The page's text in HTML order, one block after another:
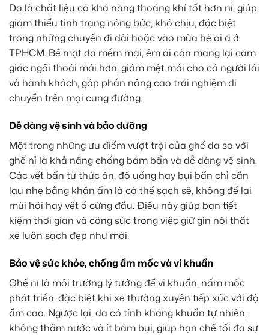
Da là chất liệu có khả năng thoáng khí tốt hơn nỉ, giúp
giảm thiểu tình trạng nóng bức, khó chịu, đặc biệt
trong những chuyến đi dài hoặc vào mùa hè oi ả ở
TPHCM. Bề mặt da mềm mại, êm ái còn mang lại cảm
giác ngồi thoải mái hơn, giảm mệt mỏi cho cả người lái
và hành khách, góp phần nâng cao trải nghiệm di
chuyển trên mọi cung đường.
Dễ dàng vệ sinh và bảo dưỡng
Một trong những ưu điểm vượt trội của ghế da so với
ghế nỉ là khả năng chống bám bẩn và dễ dàng vệ sinh.
Các vết bẩn từ thức ăn, đồ uống hay bụi bẩn chỉ cần
lau nhẹ bằng khăn ẩm là có thể sạch sẽ, không để lại
mùi hôi hay vết ố cứng đầu. Điều này giúp bạn tiết
kiệm thời gian và công sức trong việc giữ gìn nội thất
xe luôn sạch đẹp như mới.
Bảo vệ sức khỏe, chống ẩm mốc và vi khuẩn
Ghế nỉ là môi trường lý tưởng để vi khuẩn, nấm mốc
phát triển, đặc biệt khi xe thường xuyên tiếp xúc với độ
ẩm cao. Ngược lại, da có tính kháng khuẩn tự nhiên,
không thấm nước và ít bám bụi, giúp hạn chế tối đa sự